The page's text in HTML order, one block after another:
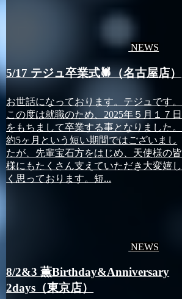
NEWS
5/17 テジュ卒業式🕷️（名古屋店）
お世話になっております。テジュです。
この度は就職のため、2025年５月１７日
をもちまして卒業する事となりました。
約5ヶ月という短い期間ではございまし
たが、先輩宝石方をはじめ、天使様の皆
様にもたくさん支えていただき大変嬉し
く思っております。短...
NEWS
8/2&3 薫Birthday&Anniversary
2days（東京店）